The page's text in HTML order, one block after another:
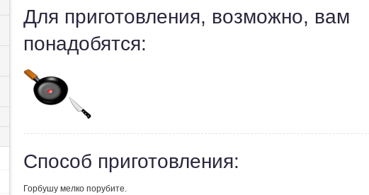
Для приготовления, возможно, вам
понадобятся:
Способ приготовления:
Горбушу мелко порубите.